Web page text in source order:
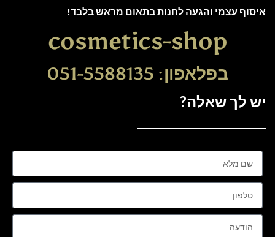
איסוף עצמי והגעה לחנות בתאום מראש בלבד!
cosmetics-shop
בפלאפון: 051-5588135
יש לך שאלה?